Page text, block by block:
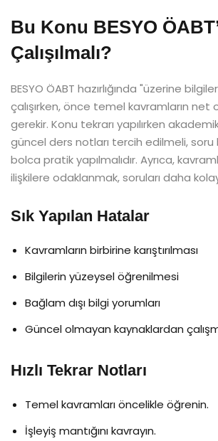
Bu Konu BESYO
Çalışılmalı?
BESYO ÖABT hazırlığında "üzerine
çalışırken, önce temel kavramların net
gerekir. Konu tekrarı yapılırken
güncel ders notları tercih edilmeli, soru
bolca pratik yapılmalıdır. Ayrıca,
ilişkilere odaklanmak, soruları daha
Sık Yapılan Hatalar
Kavramların birbirine karıştırılması
Bilgilerin yüzeysel öğrenilmesi
Bağlam dışı bilgi yorumları
Güncel olmayan kaynaklardan
Hızlı Tekrar Notları
Temel kavramları öncelikle öğrenin.
İşleyiş mantığını kavrayın.